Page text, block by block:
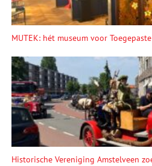
MUTEK: hét museum voor
Historische Vereniging Amstelveen